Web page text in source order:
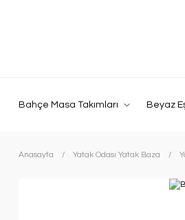
Bahçe Masa Takımları Beyaz
Anasayfa Yatak Odası Yatak Baza